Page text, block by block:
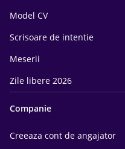
Model CV
Scrisoare de intentie
Meserii
Zile libere 2026
Companie
Creeaza cont de angajator